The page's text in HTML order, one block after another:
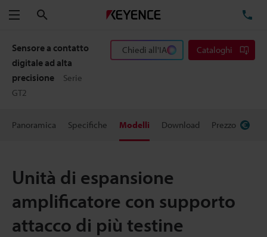
Menu
Sensore a contatto
digitale ad alta
precisione
Serie
GT2
Chiedi all'IA Cataloghi
Panoramica Specifiche Modelli Download Prezzo
Unità di espansione
amplificatore con supporto
attacco di più testine